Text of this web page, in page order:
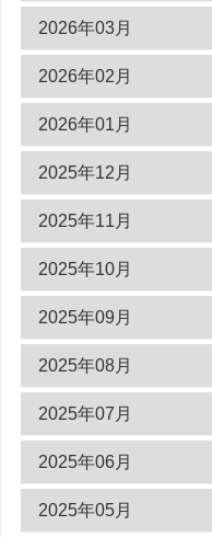
2026年03月
2026年02月
2026年01月
2025年12月
2025年11月
2025年10月
2025年09月
2025年08月
2025年07月
2025年06月
2025年05月